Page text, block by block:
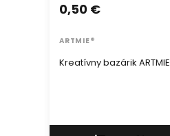
Kreatívny bazárik ARTMIE
0,50 €
ARTMIE®